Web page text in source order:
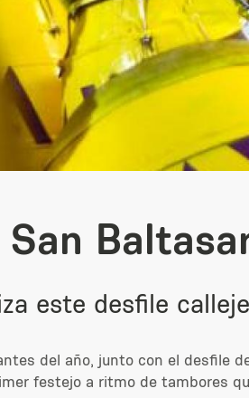
este desfile
del año, junto con el desfile
festejo a ritmo de tambores